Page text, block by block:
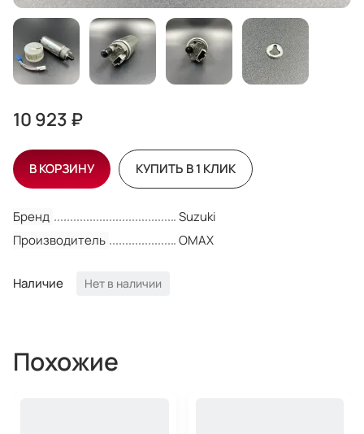
Бренд
Suzuki
Производитель
OMAX
Наличие Нет в наличии
10 923 ₽
В КОРЗИНУ КУПИТЬ В 1 КЛИК
Похожие